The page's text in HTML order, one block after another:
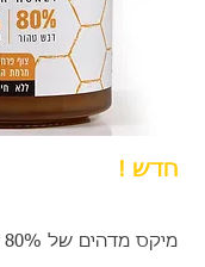
חדש !